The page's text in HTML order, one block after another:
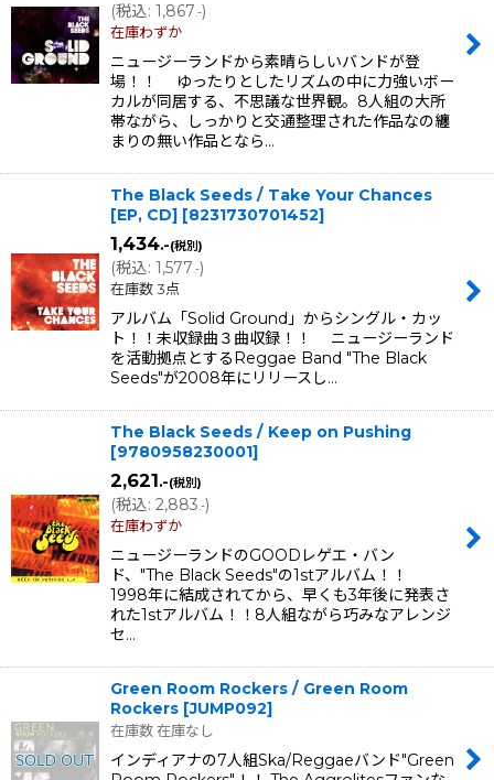
(税込: 1,867.-)
在庫わずか
ニュージーランドから素晴らしいバンドが登
場！！ ゆったりとしたリズムの中に力強いボー
カルが同居する、不思議な世界観。8人組の大所
帯ながら、しっかりと交通整理された作品なの纏
まりの無い作品となら…
The Black Seeds / Take Your Chances
[EP, CD] [8231730701452]
1,434.-(税別)
(税込: 1,577.-)
在庫数 3点
アルバム「Solid Ground」からシングル・カッ
ト！！未収録曲３曲収録！！ ニュージーランド
を活動拠点とするReggae Band "The Black
Seeds"が2008年にリリースし…
The Black Seeds / Keep on Pushing
[9780958230001]
2,621.-(税別)
(税込: 2,883.-)
在庫わずか
ニュージーランドのGOODレゲエ・バン
ド、"The Black Seeds"の1stアルバム！！
1998年に結成されてから、早くも3年後に発表さ
れた1stアルバム！！8人組ながら巧みなアレンジ
セ…
Green Room Rockers / Green Room
Rockers [JUMP092]
在庫数 在庫なし
インディアナの7人組Ska/Reggaeバンド"Green